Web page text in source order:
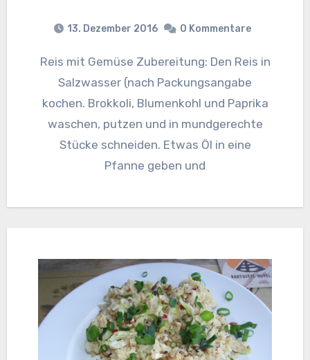
13. Dezember 2016 0 Kommentare
Reis mit Gemüse Zubereitung: Den Reis in
Salzwasser (nach Packungsangabe
kochen. Brokkoli, Blumenkohl und Paprika
waschen, putzen und in mundgerechte
Stücke schneiden. Etwas Öl in eine
Pfanne geben und